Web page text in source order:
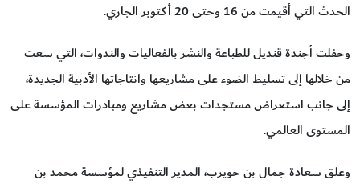
الحدث التي أقيمت من 16 وحتى 20 أكتوبر الجاري.
وحفلت أجندة قنديل للطباعة والنشر بالفعاليات والندوات، التي سعت
من خلالها إلى تسليط الضوء على مشاريعها وانتاجاتها الأدبية الجديدة،
إلى جانب استعراض مستجدات بعض مشاريع ومبادرات المؤسسة على
المستوى العالمي.
وعلق سعادة جمال بن حويرب، المدير التنفيذي لمؤسسة محمد بن